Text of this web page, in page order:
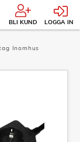
BLI KUND LOGGA IN
Inomhus